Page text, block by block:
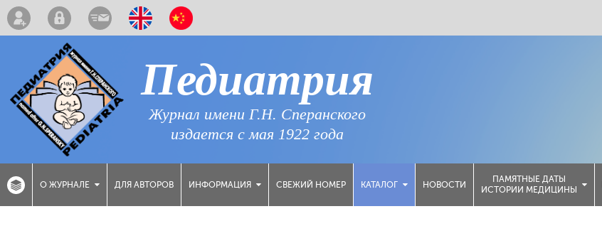
Педиатрия
Журнал имени Г.Н. Сперанского
издается с мая 1922 года
О ЖУРНАЛЕ ДЛЯ АВТОРОВ ИНФОРМАЦИЯ СВЕЖИЙ НОМЕР КАТАЛОГ НОВОСТИ
ПАМЯТНЫЕ ДАТЫ
ИСТОРИИ МЕДИЦИНЫ